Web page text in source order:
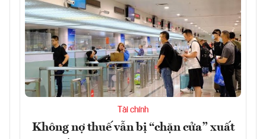
Tài chính
Không nợ thuế vẫn bị “chặn cửa” xuất